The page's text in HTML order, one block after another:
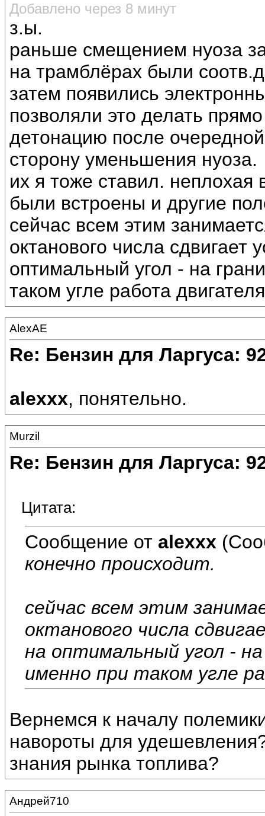
Добавлено через 8 минут
з.ы.
раньше смещением нуоза
на трамблёрах были
затем появились
позволяли это делать
детонацию после
сторону уменьшения нуоза.
их я тоже ставил.
были встроены и другие
сейчас всем этим
октанового числа сдвигает
оптимальный угол - на
таком угле работа
AlexAE
Re: Бензин для Ларгуса:
alexxx, понятельно.
Murzil
Re: Бензин для Ларгуса:
Цитата:
Сообщение от alexxx
конечно происходит.
сейчас всем этим
октанового числа
на оптимальный угол -
именно при таком угле
Вернемся к началу
навороты для
знания рынка топлива?
Андрей710